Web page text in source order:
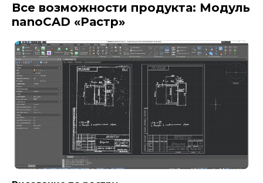
Все возможности продукта: Модуль
nanoCAD «Растр»